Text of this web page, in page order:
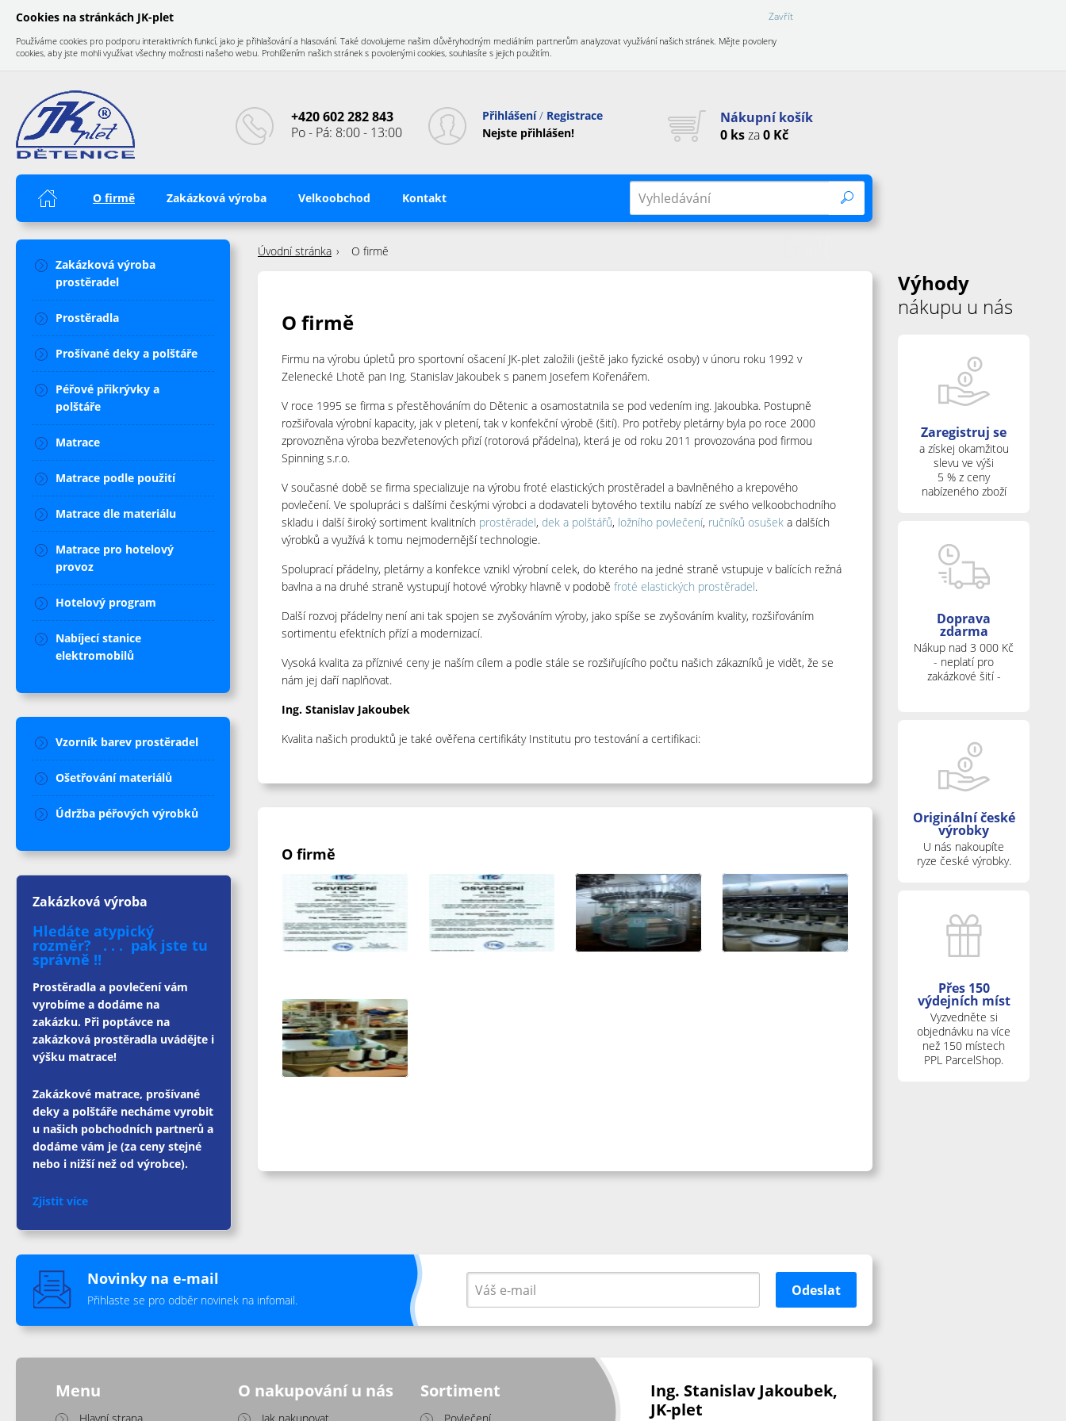
Zavřít
Cookies na stránkách JK-plet
Používáme cookies pro podporu interaktivních funkcí, jako je přihlašování a hlasování. Také dovolujeme našim důvěryhodným mediálním partnerům analyzovat využívání našich stránek. Mějte povoleny
cookies, aby jste mohli využívat všechny možnosti našeho webu. Prohlížením našich stránek s povolenými cookies, souhlasíte s jejich použitím.
+420 602 282 843
Po - Pá: 8:00 - 13:00
Přihlášení
Registrace
Nejste přihlášen!
Nákupní košík
0 ksza0 Kč
Úvod O firmě Zakázková výroba Velkoobchod Kontakt
Úvodní stránka O firmě
O firmě
Firmu na výrobu úpletů pro sportovní ošacení JK-plet založili (ještě jako fyzické osoby) v únoru roku 1992 v
Zelenecké Lhotě pan Ing. Stanislav Jakoubek s panem Josefem Kořenářem.
V roce 1995 se firma s přestěhováním do Dětenic a osamostatnila se pod vedením ing. Jakoubka. Postupně
rozšiřovala výrobní kapacity, jak v pletení, tak v konfekční výrobě (šití). Pro potřeby pletárny byla po roce 2000
zprovozněna výroba bezvřetenových přizí (rotorová přádelna), která je od roku 2011 provozována pod firmou
Spinning s.r.o.
V současné době se firma specializuje na výrobu froté elastických prostěradel a bavlněného a krepového
povlečení. Ve spolupráci s dalšími českými výrobci a dodavateli bytového textilu nabízí ze svého velkoobchodního
skladu i další široký sortiment kvalitních prostěradel, dek a polštářů, ložního povlečení, ručníků osušek a dalších
výrobků a využívá k tomu nejmodernější technologie.
Spoluprací přádelny, pletárny a konfekce vznikl výrobní celek, do kterého na jedné straně vstupuje v balících režná
bavlna a na druhé straně vystupují hotové výrobky hlavně v podobě froté elastických prostěradel.
Další rozvoj přádelny není ani tak spojen se zvyšováním výroby, jako spíše se zvyšováním kvality, rozšiřováním
sortimentu efektních přízí a modernizací.
Vysoká kvalita za příznivé ceny je naším cílem a podle stále se rozšiřujícího počtu našich zákazníků je vidět, že se
nám jej daří naplňovat.
Ing. Stanislav Jakoubek
Kvalita našich produktů je také ověřena certifikáty Institutu pro testování a certifikaci:
O firmě
Zakázková výroba
prostěradel
Prostěradla
Prošívané deky a polštáře
Péřové přikrývky a
polštáře
Matrace
Matrace podle použití
Matrace dle materiálu
Matrace pro hotelový
provoz
Hotelový program
Nabíjecí stanice
elektromobilů
Vzorník barev prostěradel
Ošetřování materiálů
Údržba péřových výrobků
Zakázková výroba
Hledáte atypický
rozměr? . . . pak jste tu
správně !!
Prostěradla a povlečení vám
vyrobíme a dodáme na
zakázku. Při poptávce na
zakázková prostěradla uvádějte i
výšku matrace!
Zakázkové matrace, prošívané
deky a polštáře necháme vyrobit
u našich pobchodních partnerů a
dodáme vám je (za ceny stejné
nebo i nižší než od výrobce).
Zjistit více
Novinky na e-mail
Přihlaste se pro odběr novinek na infomail.
Odeslat
Výhody
nákupu u nás
Zaregistruj se
a získej okamžitou
slevu ve výši
5 % z ceny
nabízeného zboží
Doprava
zdarma
Nákup nad 3 000 Kč
- neplatí pro
zakázkové šití -
Originální české
výrobky
U nás nakoupíte
ryze české výrobky.
Přes 150
výdejních míst
Vyzvedněte si
objednávku na více
než 150 místech
PPL ParcelShop.
Menu O nakupování u nás Sortiment
Ing. Stanislav Jakoubek,
JK-plet